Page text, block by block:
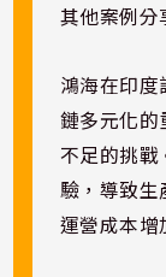
其他案例分
鴻海在印
鏈多元化的
不足的挑
驗，導致
運營成本增